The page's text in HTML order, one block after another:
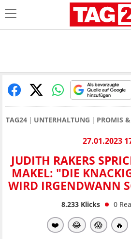
TAG24 UNTERHALTUNG PROMIS
27.01.2023
JUDITH RAKERS
MAKEL: "DIE
WIRD IRGENDWANN
8.233Klicks 0
❤️ 😂 😱 🔥